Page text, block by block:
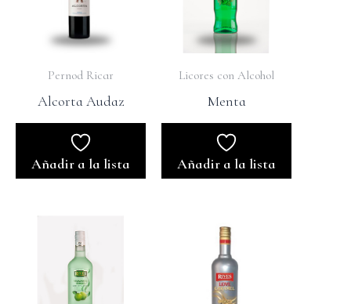
Pernod Ricar
Alcorta Audaz
Añadir a la lista
Licores con Alcohol
Menta
Añadir a la lista